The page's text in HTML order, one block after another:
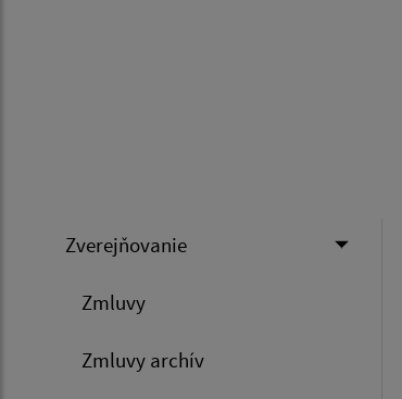
Zverejňovanie
Zmluvy
Zmluvy archív